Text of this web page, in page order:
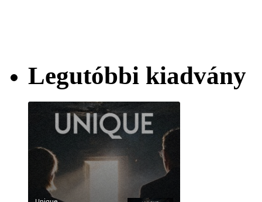
Legutóbbi kiadvány